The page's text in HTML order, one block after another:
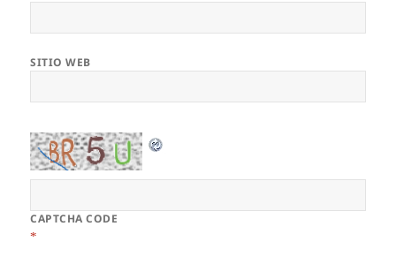
SITIO WEB
CAPTCHA CODE
*